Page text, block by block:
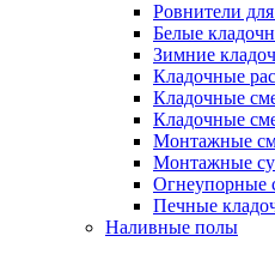
Ровнители
Белые
Зимние
Кладочные
Кладочные
Кладочные
Монтажные
Монтажные
Огнеупорные
Печные
Наливные полы